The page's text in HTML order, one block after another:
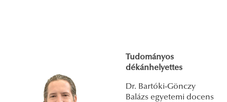
Tudományos
dékánhelyettes
Dr. Bartóki-Gönczy
Balázs egyetemi docens